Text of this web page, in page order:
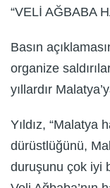
“VELİ AĞBABA
Basın
organize
yıllardır
Yıldız, “Malatya
dürüstlüğünü,
duruşunu çok iyi